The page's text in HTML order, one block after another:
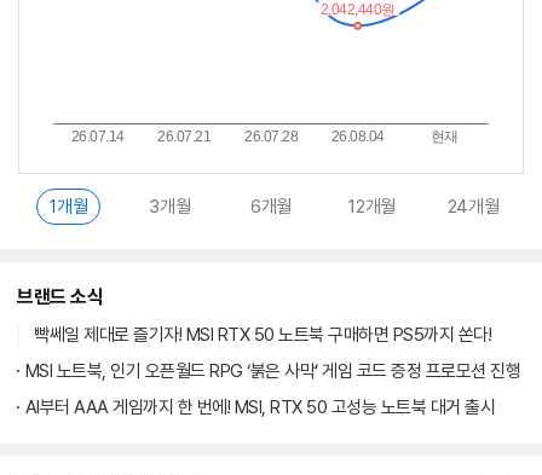
1개월 3개월 6개월 12개월 24개월
브랜드 소식
빡쎄일 제대로 즐기자! MSI RTX 50 노트북 구매하면 PS5까지 쏜다!
MSI 노트북, 인기 오픈월드 RPG ‘붉은 사막’ 게임 코드 증정 프로모션 진행
AI부터 AAA 게임까지 한 번에! MSI, RTX 50 고성능 노트북 대거 출시